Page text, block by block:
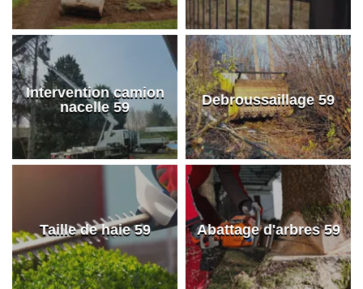
Intervention camion
nacelle 59
Debroussaillage 59
Taille de haie 59 Abattage d'arbres 59